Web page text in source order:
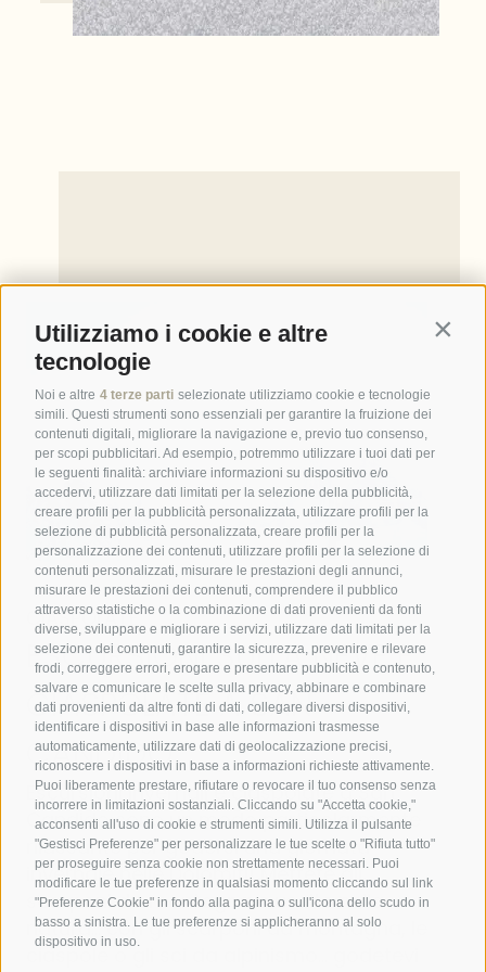
Utilizziamo i cookie e altre
tecnologie
Noi e altre 4 terze parti selezionate utilizziamo cookie e tecnologie
simili. Questi strumenti sono essenziali per garantire la fruizione dei
contenuti digitali, migliorare la navigazione e, previo tuo consenso,
per scopi pubblicitari. Ad esempio, potremmo utilizzare i tuoi dati per
le seguenti finalità: archiviare informazioni su dispositivo e/o
accedervi, utilizzare dati limitati per la selezione della pubblicità,
creare profili per la pubblicità personalizzata, utilizzare profili per la
selezione di pubblicità personalizzata, creare profili per la
personalizzazione dei contenuti, utilizzare profili per la selezione di
contenuti personalizzati, misurare le prestazioni degli annunci,
misurare le prestazioni dei contenuti, comprendere il pubblico
attraverso statistiche o la combinazione di dati provenienti da fonti
diverse, sviluppare e migliorare i servizi, utilizzare dati limitati per la
selezione dei contenuti, garantire la sicurezza, prevenire e rilevare
frodi, correggere errori, erogare e presentare pubblicità e contenuto,
salvare e comunicare le scelte sulla privacy, abbinare e combinare
dati provenienti da altre fonti di dati, collegare diversi dispositivi,
identificare i dispositivi in base alle informazioni trasmesse
automaticamente, utilizzare dati di geolocalizzazione precisi,
riconoscere i dispositivi in base a informazioni richieste attivamente.
Puoi liberamente prestare, rifiutare o revocare il tuo consenso senza
incorrere in limitazioni sostanziali. Cliccando su "Accetta cookie,"
acconsenti all'uso di cookie e strumenti simili. Utilizza il pulsante
"Gestisci Preferenze" per personalizzare le tue scelte o "Rifiuta tutto"
per proseguire senza cookie non strettamente necessari. Puoi
modificare le tue preferenze in qualsiasi momento cliccando sul link
"Preferenze Cookie" in fondo alla pagina o sull'icona dello scudo in
basso a sinistra. Le tue preferenze si applicheranno al solo
dispositivo in uso.
CIASPOLATE
ESCURSIONI SULLA NEVE E
CIASPOLATE A SAN
CANDIDO
Escursioni invernali e ciaspolate a San
Candido sono un modo particolarmente
rilassante per godersi una giornata
invernale nelle Dolomiti! Mettete gli
scarponi da montagna e uscite nella
natura… con gli scarponi da montagna, le
ciaspole o gli sci da alpinismo… godetevi